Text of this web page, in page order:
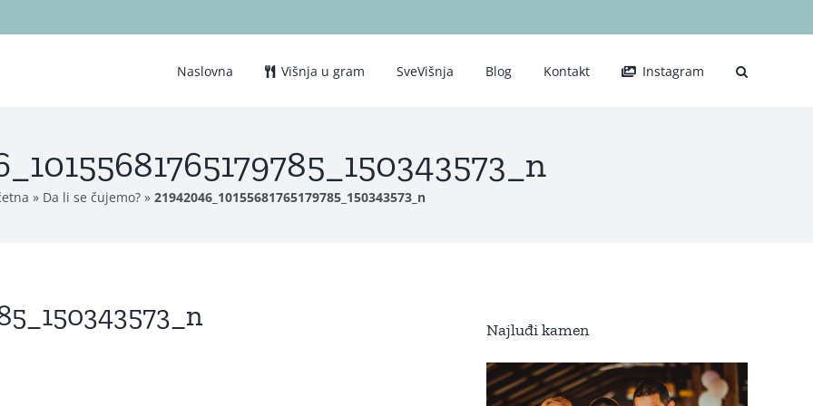
Naslovna Višnja u gram SveVišnja Blog Kontakt Instagram
» Da li se čujemo? » 21942046_10155681765179785_150343573_n
Najluđi kamen